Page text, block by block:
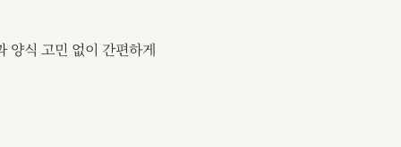
양식 고민 없이 간편하게